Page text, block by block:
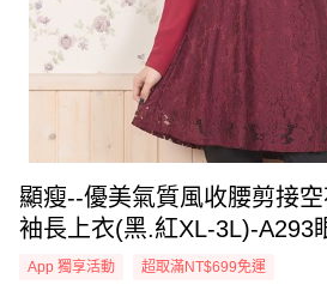
顯瘦--優美氣質風收腰剪接
袖長上衣(黑.紅XL-3L)-A293
App 獨享活動 超取滿NT$699免運